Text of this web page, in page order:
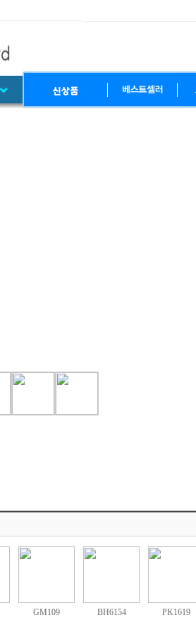
GM109 BH6154 PK1619